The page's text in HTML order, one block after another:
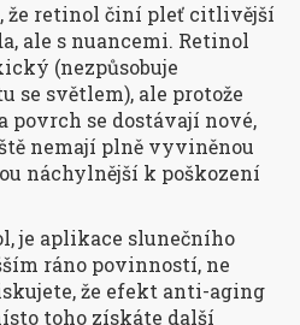
že retinol činí pleť citlivější
ale s nuancemi. Retinol
(nezpůsobuje
se světlem), ale protože
povrch se dostávají nové,
nemají plně vyviněnou
náchylnější k poškození
je aplikace slunečního
ráno povinností, ne
že efekt anti-aging
toho získáte další